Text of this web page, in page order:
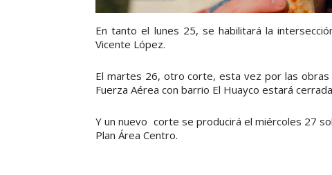
En tanto el lunes 25, se habilitará la
Vicente López.
El martes 26, otro corte, esta vez por las obras
Fuerza Aérea con barrio El Huayco estará
Y un nuevo corte se producirá el miércoles 27
Plan Área Centro.